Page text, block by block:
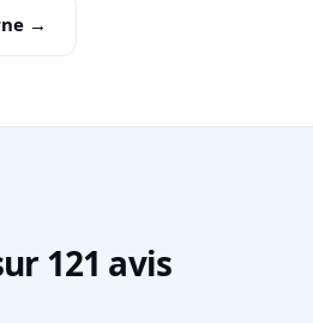
→
121 avis